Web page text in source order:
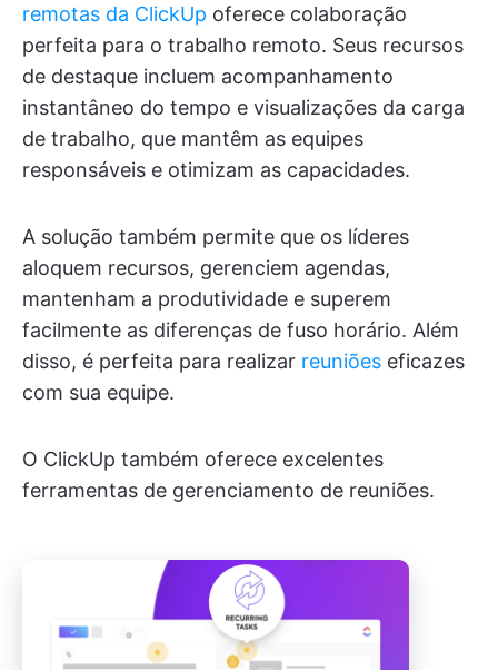
remotas da ClickUp oferece colaboração
perfeita para o trabalho remoto. Seus recursos
de destaque incluem acompanhamento
instantâneo do tempo e visualizações da carga
de trabalho, que mantêm as equipes
responsáveis e otimizam as capacidades.
A solução também permite que os líderes
aloquem recursos, gerenciem agendas,
mantenham a produtividade e superem
facilmente as diferenças de fuso horário. Além
disso, é perfeita para realizar reuniões eficazes
com sua equipe.
O ClickUp também oferece excelentes
ferramentas de gerenciamento de reuniões.